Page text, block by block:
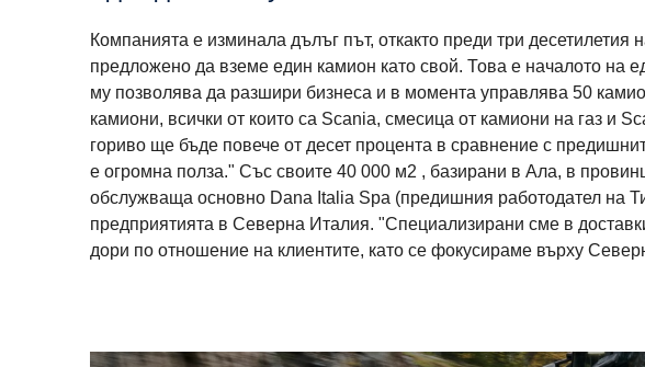
Компанията е изминала дълъг път, откакто преди три
предложено да вземе един камион като свой. Това е началото на
му позволява да разшири бизнеса и в момента управлява 50
камиони, всички от които са Scania, смесица от камиони на газ и
гориво ще бъде повече от десет процента в сравнение с
е огромна полза." Със своите 40 000 м2 , базирани в Ала, в
обслужваща основно Dana Italia Spa (предишния работодател на
предприятията в Северна Италия. "Специализирани сме в
дори по отношение на клиентите, като се фокусираме върху